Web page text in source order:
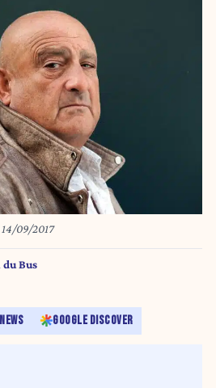
14/09/2017
Bus
GOOGLE DISCOVER